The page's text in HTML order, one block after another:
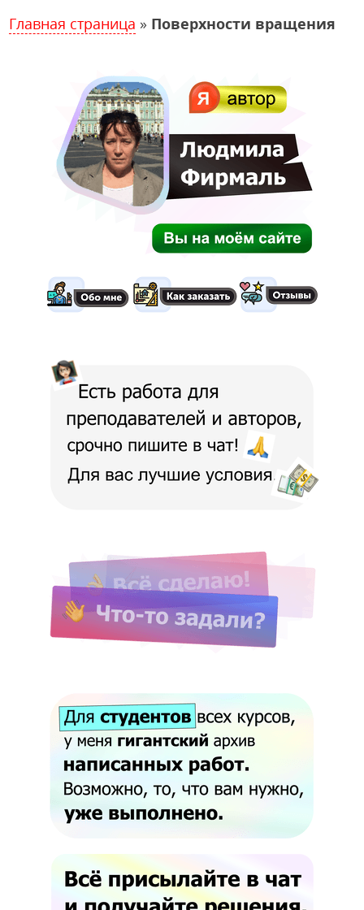
Главная страница » Поверхности вращения